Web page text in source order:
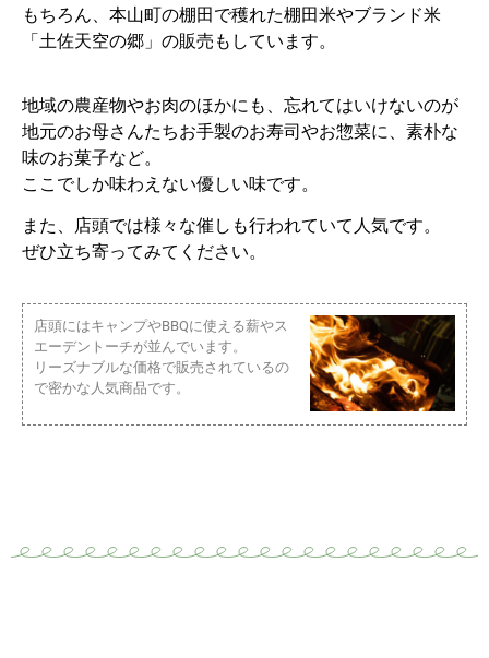
もちろん、本山町の棚田で穫れた棚田米やブランド米
「土佐天空の郷」の販売もしています。
地域の農産物やお肉のほかにも、忘れてはいけないのが
地元のお母さんたちお手製のお寿司やお惣菜に、素朴な
味のお菓子など。
ここでしか味わえない優しい味です。
また、店頭では様々な催しも行われていて人気です。
ぜひ立ち寄ってみてください。
店頭にはキャンプやBBQに使える薪やス
エーデントーチが並んでいます。
リーズナブルな価格で販売されているの
で密かな人気商品です。